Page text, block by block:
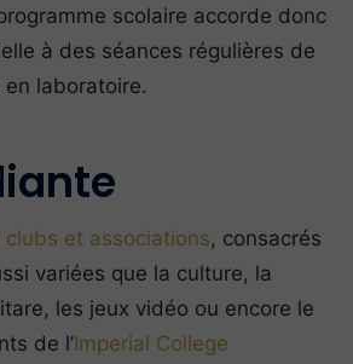
scolaire accorde donc
à des séances régulières de
laboratoire.
clubs et associations, consacrés
variées que la culture, la
les jeux vidéo ou encore le
de l’Imperial College